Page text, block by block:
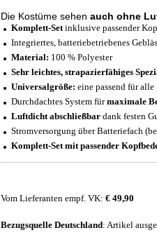
Die Kostüme sehen auch ohne
Komplett-Setinklusive passender
Integriertes, batteriebetriebenes
Material: 100 % Polyester
Sehr leichtes, strapazierfähiges
Universalgröße: eine passend für alle
Durchdachtes System fürmaximale
Luftdicht abschließbar dank festen
Stromversorgung über Batteriefach
Komplett-Set mit passender
Vom Lieferanten empf. VK: € 49,90
Bezugsquelle Deutschland: Artikel